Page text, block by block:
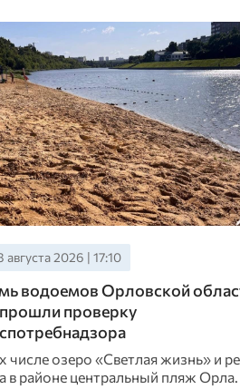
августа 2026 | 17:10
водоемов Орловской
проверку
числе озеро «Светлая жизнь» и
в районе центральный пляж Орла.